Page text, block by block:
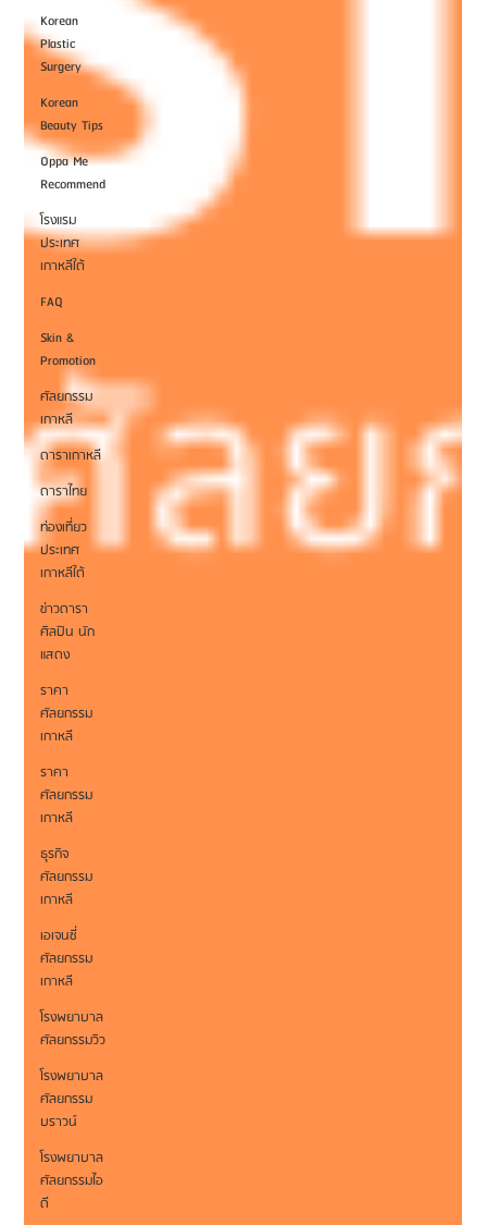
Korean
Plastic
Surgery
Korean
Beauty Tips
Oppa Me
Recommend
โรงแรม
ประเทศ
เกาหลีใต้
FAQ
Skin &
Promotion
ศัลยกรรม
เกาหลี
ดาราเกาหลี
ดาราไทย
ท่องเที่ยว
ประเทศ
เกาหลีใต้
ข่าวดารา
ศิลปิน นัก
แสดง
ราคา
ศัลยกรรม
เกาหลี
ราคา
ศัลยกรรม
เกาหลี
ธุรกิจ
ศัลยกรรม
เกาหลี
เอเจนซี่
ศัลยกรรม
เกาหลี
โรงพยาบาล
ศัลยกรรมวิว
โรงพยาบาล
ศัลยกรรม
บราวน์
โรงพยาบาล
ศัลยกรรมไอ
ดี